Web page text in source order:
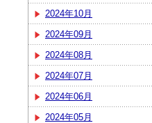
2024年10月
2024年09月
2024年08月
2024年07月
2024年06月
2024年05月